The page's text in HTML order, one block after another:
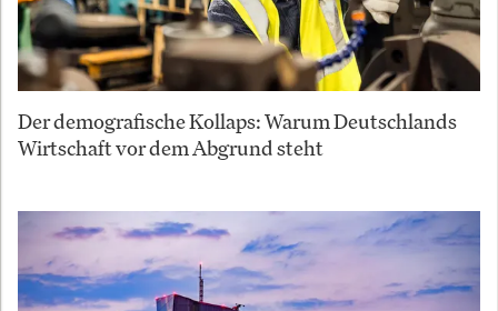
Der demografische Kollaps: Warum Deutschlands
Wirtschaft vor dem Abgrund steht